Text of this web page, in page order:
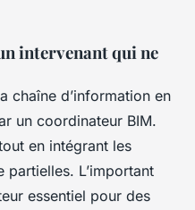
intervenant qui ne
chaîne d’information en
un coordinateur BIM.
en intégrant les
L’important
essentiel pour des